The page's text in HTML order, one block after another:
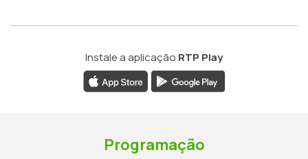
Instale a aplicação RTP Play
Programação